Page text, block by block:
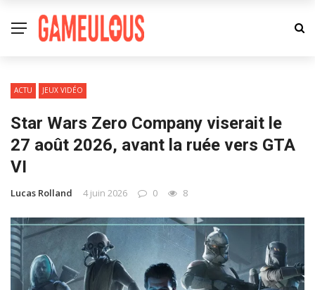
ACTU JEUX VIDÉO
Star Wars Zero Company viserait le
27 août 2026, avant la ruée vers GTA
VI
Lucas Rolland 4 juin 2026 0 8